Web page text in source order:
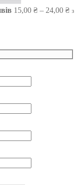
15,00 ₴ – 24,00 ₴ з